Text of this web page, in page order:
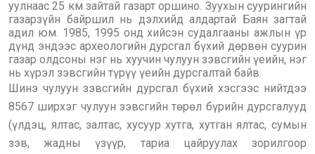
уулнаас 25 км зайтай газарт оршино. Зуухын суурингийн
газарзүйн байршил нь дэлхийд алдартай Баян загтай
адил юм. 1985, 1995 онд хийсэн судалгааны ажлын үр
дүнд эндээс археологийн дурсгал бүхий дөрвөн суурин
газар олдсоны нэг нь хуучин чулуун зэвсгийн үеийн, нэг
нь хүрэл зэвсгийн түрүү үеийн дурсгалтай байв.
Шинэ чулуун зэвсгийн дурсгал бүхий хэсгээс нийтдээ
8567 ширхэг чулуун зэвсгийн төрөл бүрийн дурсгалууд
(үлдэц, ялтас, залтас, хусуур хутга, хутган ялтас, сумын
зэв, жадны үзүүр, тариа цайруулах зорилгоор